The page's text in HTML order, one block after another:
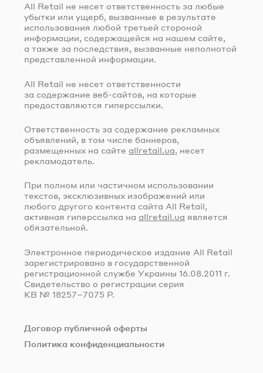
All Retail не несет ответственность за любые
убытки или ущерб, вызванные в результате
использования любой третьей стороной
информации, содержащейся на нашем сайте,
а также за последствия, вызванные неполнотой
представленной информации.
All Retail не несет ответственности
за содержание веб-сайтов, на которые
предоставляются гиперссылки.
Ответственность за содержание рекламных
объявлений, в том числе баннеров,
размещенных на сайте allretail.ua, несет
рекламодатель.
При полном или частичном использовании
текстов, эксклюзивных изображений или
любого другого контента сайта All Retail,
активная гиперссылка на allretail.ua является
обязательной.
Электронное периодическое издание All Retail
зарегистрировано в государственной
регистрационной службе Украины 16.08.2011 г.
Свидетельство о регистрации серия
КВ № 18257–7075 Р.
Договор публичной оферты
Политика конфиденциальности